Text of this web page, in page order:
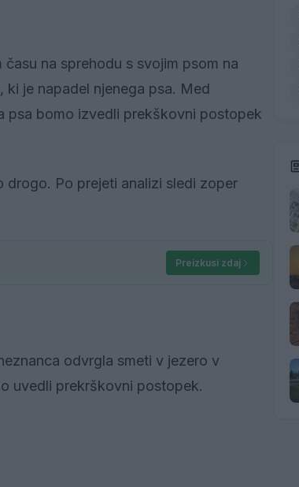
na sprehodu s svojim psom na
ki je napadel njenega psa. Med
psa bomo izvedli prekškovni postopek
drogo. Po prejeti analizi sledi zoper
Preizkusi zdaj
odvrgla smeti v jezero v
uvedli prekrškovni postopek.